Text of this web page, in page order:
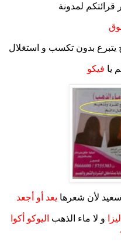
قرائتكم لمدونة
يتبرع بدون تكسب و استغلال
يا فيكو
لأن شعرها يعد أو أجعد
و لا ماء الذهب اليوكو أكوا